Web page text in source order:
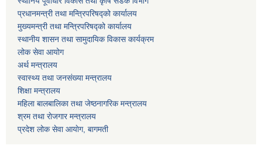
प्रधानमन्त्री तथा मन्त्रिपरिषद्को कार्यालय
मुख्यमन्त्री तथा मन्त्रिपरिषद्को कार्यालय
स्थानीय शासन तथा सामुदायिक विकास कार्यक्रम
लोक सेवा आयोग
अर्थ मन्त्रालय
स्वास्थ्य तथा जनस‌ंख्या मन्त्रालय
शिक्षा मन्त्रालय
महिला बालबालिका तथा जेष्ठनागरिक मन्त्रालय
श्रम तथा राेजगार मन्त्रालय
प्रदेश लोक सेवा आयाेग, बागमती